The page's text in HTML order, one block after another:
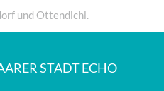
und Ottendichl.
STADT ECHO